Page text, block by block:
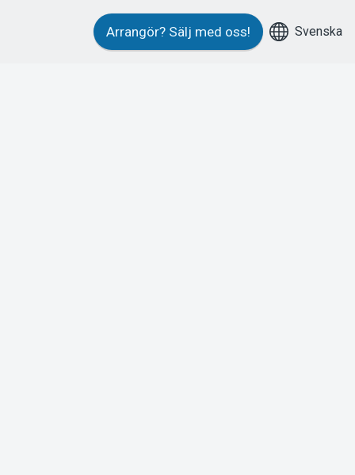
Arrangör? Sälj med oss! Svenska